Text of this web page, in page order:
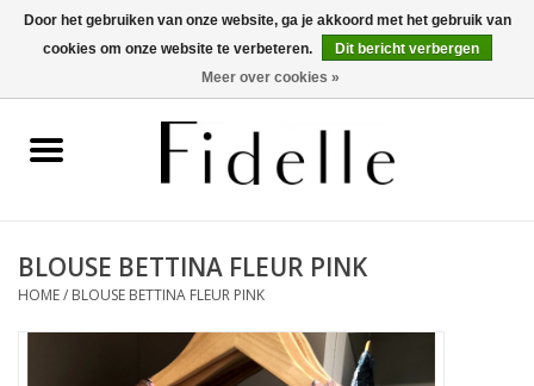
0 Artikelen - €0,00
BLOUSE BETTINA FLEUR PINK
HOME/ BLOUSE BETTINA FLEUR PINK
Door het gebruiken van onze website, ga je akkoord met het gebruik van
cookies om onze website te verbeteren.
Dit bericht verbergen
Meer over cookies »